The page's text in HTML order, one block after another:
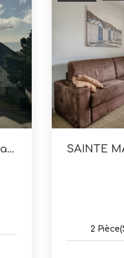
Appartement VUE MER Proche Plage
2